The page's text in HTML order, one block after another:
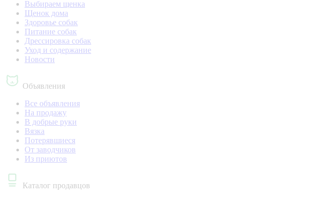
Выбираем щенка
Щенок дома
Здоровье собак
Питание собак
Дрессировка собак
Уход и содержание
Новости
Объявления
Все объявления
На продажу
В добрые руки
Вязка
Потерявшиеся
От заводчиков
Из приютов
Каталог продавцов